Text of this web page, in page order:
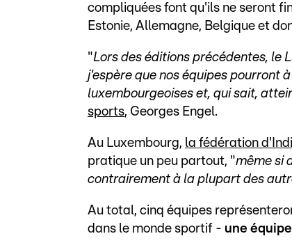
compliquées font qu'ils ne seront
Estonie, Allemagne, Belgique et
"Lors des éditions précédentes, le
j'espère que nos équipes pourront
luxembourgeoises et, qui sait,
sports, Georges Engel.
Au Luxembourg, la fédération
pratique un peu partout, "même si
contrairement à la plupart des
Au total, cinq équipes
dans le monde sportif - une